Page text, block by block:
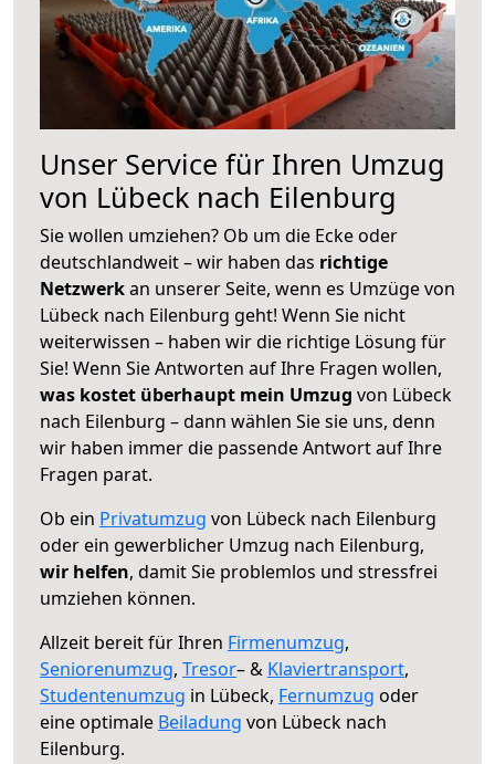
Unser Service für Ihren Umzug
von Lübeck nach Eilenburg
Sie wollen umziehen? Ob um die Ecke oder
deutschlandweit – wir haben das richtige
Netzwerkan unserer Seite, wenn es Umzüge von
Lübeck nach Eilenburg geht! Wenn Sie nicht
weiterwissen – haben wir die richtige Lösung für
Sie! Wenn Sie Antworten auf Ihre Fragen wollen,
was kostet überhaupt mein Umzug von Lübeck
nach Eilenburg – dann wählen Sie sie uns, denn
wir haben immer die passende Antwort auf Ihre
Fragen parat.
Ob ein Privatumzug von Lübeck nach Eilenburg
oder ein gewerblicher Umzug nach Eilenburg,
wir helfen, damit Sie problemlos und stressfrei
umziehen können.
Allzeit bereit für Ihren Firmenumzug,
Seniorenumzug, Tresor– & Klaviertransport,
Studentenumzug in Lübeck, Fernumzug oder
eine optimale Beiladung von Lübeck nach
Eilenburg.